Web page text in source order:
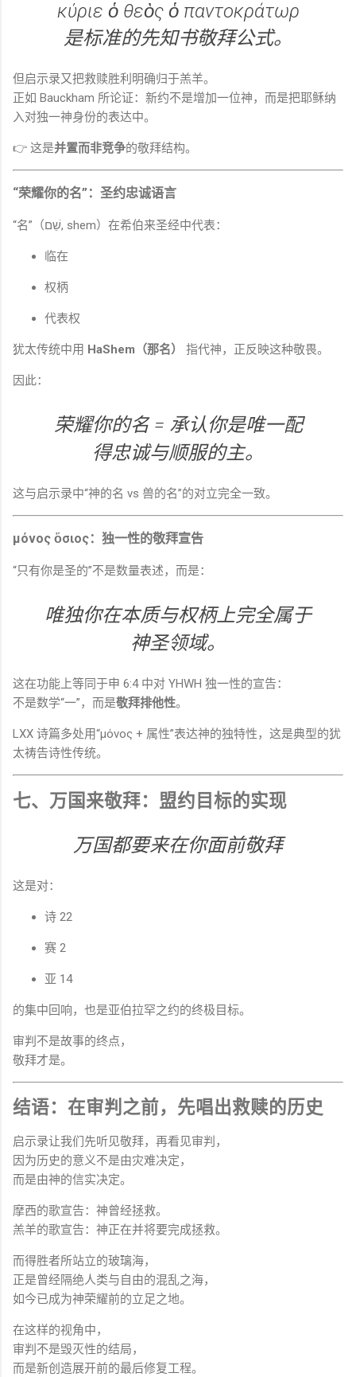
κύριε ὁ θεὸς ὁ παντοκράτωρ
是标准的先知书敬拜公式。
但启示录又把救赎胜利明确归于羔羊。
正如 Bauckham 所论证：新约不是增加一位神，而是把耶稣纳
入对独一神身份的表达中。
👉 这是并置而非竞争的敬拜结构。
“荣耀你的名”：圣约忠诚语言
“名”（שֵׁם, shem）在希伯来圣经中代表：
临在
权柄
代表权
犹太传统中用 HaShem（那名） 指代神，正反映这种敬畏。
因此：
荣耀你的名 = 承认你是唯一配
得忠诚与顺服的主。
这与启示录中“神的名 vs 兽的名”的对立完全一致。
μόνος ὅσιος：独一性的敬拜宣告
“只有你是圣的”不是数量表述，而是：
唯独你在本质与权柄上完全属于
神圣领域。
这在功能上等同于申 6:4 中对 YHWH 独一性的宣告：
不是数学“一”，而是敬拜排他性。
LXX 诗篇多处用“μόνος + 属性”表达神的独特性，这是典型的犹
太祷告诗性传统。
七、万国来敬拜：盟约目标的实现
万国都要来在你面前敬拜
这是对：
诗 22
赛 2
亚 14
的集中回响，也是亚伯拉罕之约的终极目标。
审判不是故事的终点，
敬拜才是。
结语：在审判之前，先唱出救赎的历史
启示录让我们先听见敬拜，再看见审判，
因为历史的意义不是由灾难决定，
而是由神的信实决定。
摩西的歌宣告：神曾经拯救。
羔羊的歌宣告：神正在并将要完成拯救。
而得胜者所站立的玻璃海，
正是曾经隔绝人类与自由的混乱之海，
如今已成为神荣耀前的立足之地。
在这样的视角中，
审判不是毁灭性的结局，
而是新创造展开前的最后修复工程。